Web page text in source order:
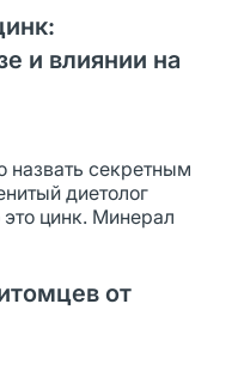
и влиянии на
секретным
диетолог
цинк. Минерал
от